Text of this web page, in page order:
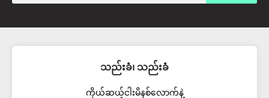
သည်းခံ၊ သည်းခံ
ကိုယ်ဆယ့်ငါးမိနစ်လောက်နဲ့